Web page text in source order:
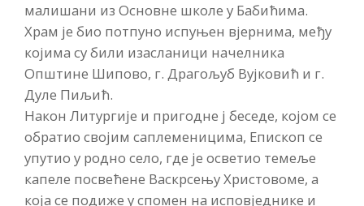
малишани из Основне школе у Бабићима.
Храм је био потпуно испуњен вјернима, међу
којима су били изасланици начелника
Општине Шипово, г. Драгољуб Вујковић и г.
Дуле Пиљић.
Након Литургије и пригодне ј беседе, којом се
обратио својим саплеменицима, Епископ се
упутио у родно село, где је осветио темеље
капеле посвећене Васкрсењу Христовоме, а
која се подиже у спомен на исповједнике и